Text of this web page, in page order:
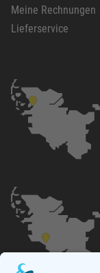
Meine Rechnungen
Lieferservice